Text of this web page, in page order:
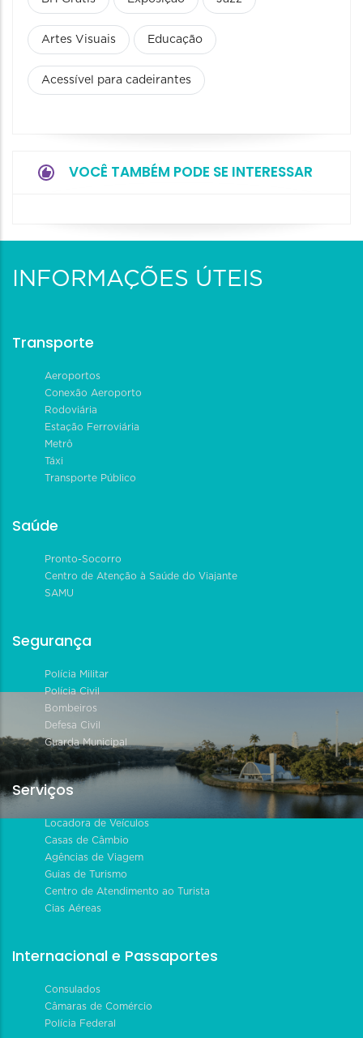
Artes Visuais Educação
Acessível para cadeirantes
VOCÊ TAMBÉM PODE SE INTERESSAR
INFORMAÇÕES ÚTEIS
Transporte
Aeroportos
Conexão Aeroporto
Rodoviária
Estação Ferroviária
Metrô
Táxi
Transporte Público
Saúde
Pronto-Socorro
Centro de Atenção à Saúde do Viajante
SAMU
Segurança
Polícia Militar
Polícia Civil
Bombeiros
Defesa Civil
Guarda Municipal
Serviços
Locadora de Veículos
Casas de Câmbio
Agências de Viagem
Guias de Turismo
Centro de Atendimento ao Turista
Cias Aéreas
Internacional e Passaportes
Consulados
Câmaras de Comércio
Polícia Federal